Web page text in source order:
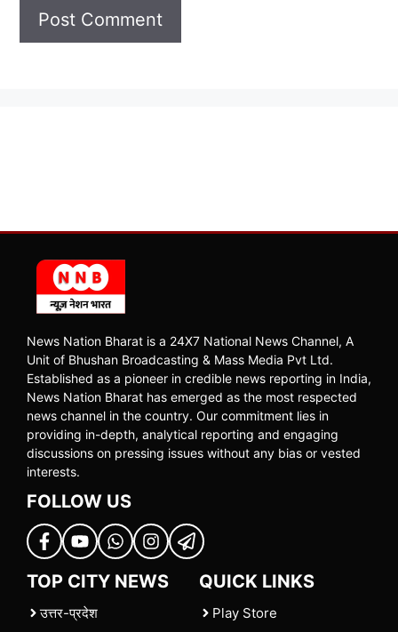
News Nation Bharat is a 24X7 National News Channel, A
Unit of Bhushan Broadcasting & Mass Media Pvt Ltd.
Established as a pioneer in credible news reporting in India,
News Nation Bharat has emerged as the most respected
news channel in the country. Our commitment lies in
providing in-depth, analytical reporting and engaging
discussions on pressing issues without any bias or vested
interests.
FOLLOW US
TOP CITY NEWS
उत्तर-प्रदेश
QUICK LINKS
Play Store